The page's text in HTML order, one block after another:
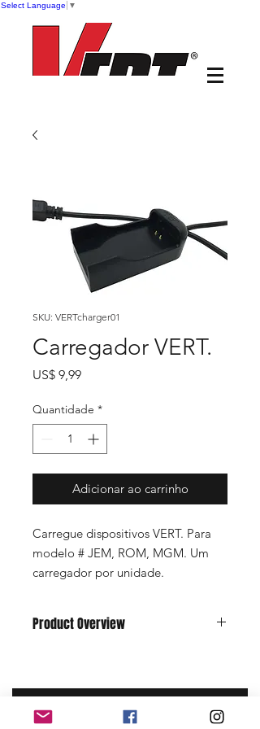
Select Language ▼
SKU: VERTcharger01
Carregador VERT.
US$ 9,99Preço
Quantidade *
Adicionar ao carrinho
Carregue dispositivos VERT. Para
modelo # JEM, ROM, MGM. Um
carregador por unidade.
Product Overview
Place the sensor into the charging
upwards and the two golden
Sign up for a VERT account today.